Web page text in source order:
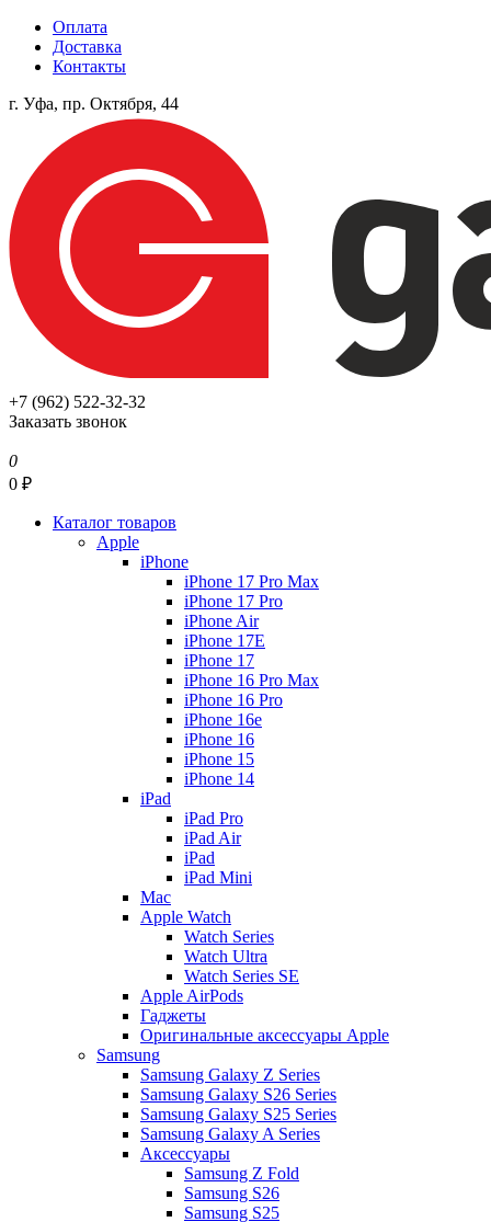
Оплата
Доставка
Контакты
г. Уфа, пр. Октября, 44
+7 (962) 522-32-32
Заказать звонок
0
0 ₽
Каталог товаров
Apple
iPhone
iPhone 17 Pro Max
iPhone 17 Pro
iPhone Air
iPhone 17E
iPhone 17
iPhone 16 Pro Max
iPhone 16 Pro
iPhone 16e
iPhone 16
iPhone 15
iPhone 14
iPad
iPad Pro
iPad Air
iPad
iPad Mini
Mac
Apple Watch
Watch Series
Watch Ultra
Watch Series SE
Apple AirPods
Гаджеты
Оригинальные аксессуары Apple
Samsung
Samsung Galaxy Z Series
Samsung Galaxy S26 Series
Samsung Galaxy S25 Series
Samsung Galaxy A Series
Аксессуары
Samsung Z Fold
Samsung S26
Samsung S25